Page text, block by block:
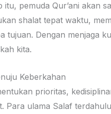
itu, pemuda Qur’ani akan
shalat tepat waktu,
tujuan. Dengan menjaga
kita.
Keberkahan
prioritas,
Para ulama Salaf